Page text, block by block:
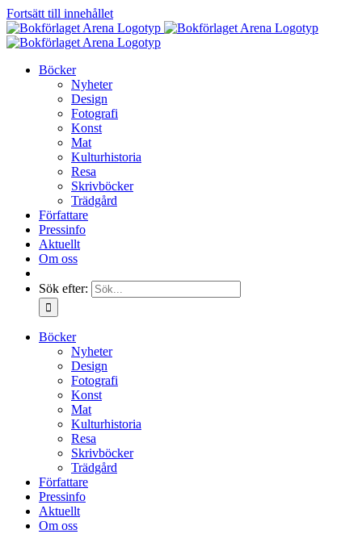
Fortsätt till innehållet
Böcker
Nyheter
Design
Fotografi
Konst
Mat
Kulturhistoria
Resa
Skrivböcker
Trädgård
Författare
Pressinfo
Aktuellt
Om oss
Sök efter:
Böcker
Nyheter
Design
Fotografi
Konst
Mat
Kulturhistoria
Resa
Skrivböcker
Trädgård
Författare
Pressinfo
Aktuellt
Om oss